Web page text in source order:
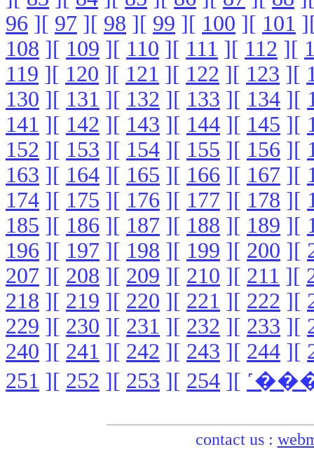
96 ][ 97 ][ 98 ][ 99 ][ 100 ][ 101
108 ][ 109 ][ 110 ][ 111 ][ 112 ][
119 ][ 120 ][ 121 ][ 122 ][ 123 ][
130 ][ 131 ][ 132 ][ 133 ][ 134 ][
141 ][ 142 ][ 143 ][ 144 ][ 145 ][
152 ][ 153 ][ 154 ][ 155 ][ 156 ][
163 ][ 164 ][ 165 ][ 166 ][ 167 ][
174 ][ 175 ][ 176 ][ 177 ][ 178 ][
185 ][ 186 ][ 187 ][ 188 ][ 189 ][
196 ][ 197 ][ 198 ][ 199 ][ 200 ][
207 ][ 208 ][ 209 ][ 210 ][ 211 ][
218 ][ 219 ][ 220 ][ 221 ][ 222 ][
229 ][ 230 ][ 231 ][ 232 ][ 233 ][
240 ][ 241 ][ 242 ][ 243 ][ 244 ][
251 ][ 252 ][ 253 ][ 254 ][
contact us :